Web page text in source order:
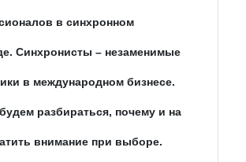
в синхронном
Синхронисты – незаменимые
в международном бизнесе.
разбираться, почему и на
внимание при выборе.